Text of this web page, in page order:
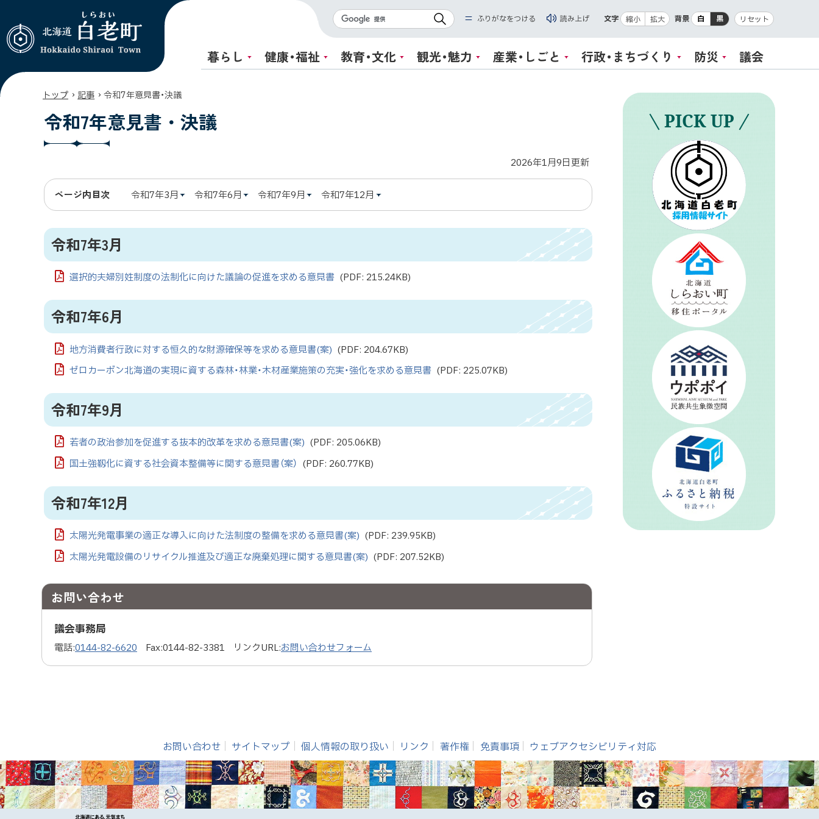
Shiraoi Town
検
索
ふりがなをつける 読み上げ 文字 縮小 拡大 背景 白 黒 リセット
暮らし 健康・福祉 教育・文化 観光・魅力 産業・しごと 行政・まちづくり 防災 議会
トップ › 記事 › 令和7年意見書・決議
令和7年意見書・決議
2026年1月9日更新
ページ内目次 令和7年3月 令和7年6月 令和7年9月 令和7年12月
令和7年3月
選択的夫婦別姓制度の法制化に向けた議論の促進を求める意見書 (PDF: 215.24KB)
令和7年6月
地方消費者行政に対する恒久的な財源確保等を求める意見書(案) (PDF: 204.67KB)
ゼロカーボン北海道の実現に資する森林・林業・木材産業施策の充実・強化を求める意見書 (PDF: 225.07KB)
令和7年9月
若者の政治参加を促進する抜本的改革を求める意見書(案) (PDF: 205.06KB)
国土強靱化に資する社会資本整備等に関する意見書（案） (PDF: 260.77KB)
令和7年12月
太陽光発電事業の適正な導入に向けた法制度の整備を求める意見書(案) (PDF: 239.95KB)
太陽光発電設備のリサイクル推進及び適正な廃棄処理に関する意見書(案) (PDF: 207.52KB)
お問い合わせ
議会事務局
電話:0144-82-6620 Fax:0144-82-3381 リンクURL:お問い合わせフォーム
PICK UP
お問い合わせ サイトマップ 個人情報の取り扱い リンク 著作権 免責事項 ウェブアクセシビリティ対応